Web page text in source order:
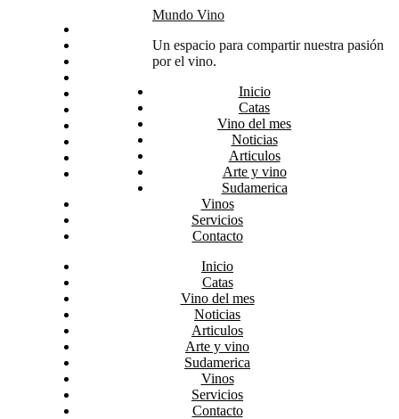
Arte y vino
Sudamerica
Mundo Vino
Un espacio para compartir nuestra pasión
por el vino.
Inicio
Catas
Vino del mes
Noticias
Articulos
Arte y vino
Sudamerica
Vinos
Servicios
Contacto
Inicio
Catas
Vino del mes
Noticias
Articulos
Arte y vino
Sudamerica
Vinos
Servicios
Contacto